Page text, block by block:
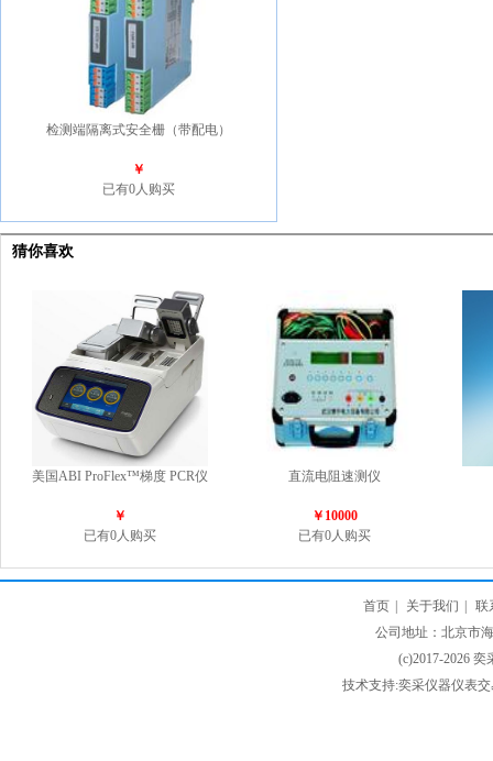
检测端隔离式安全栅（带配电）
￥
已有0人购买
猜你喜欢
美国ABI ProFlex™梯度 PCR仪
￥
已有0人购买
直流电阻速测仪
￥10000
已有0人购买
首页 关于我们
联
公司地址：北京市
(c)2017-2026
技术支持:奕采仪器仪表